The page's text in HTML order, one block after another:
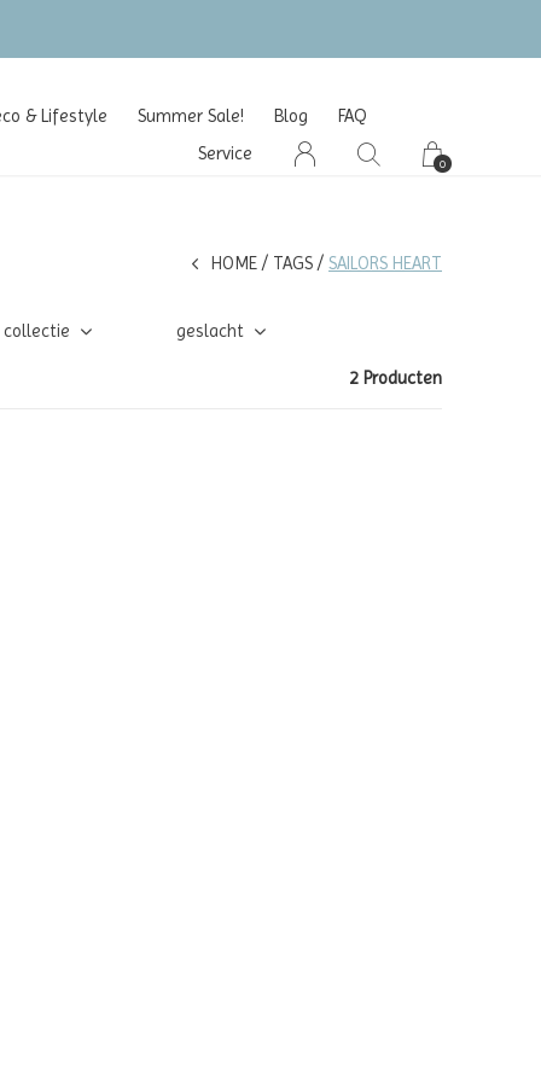
& Lifestyle Summer Sale! Blog
FAQ
Service
0
HOME TAGS SAILORS HEART
collectie geslacht
2 Producten